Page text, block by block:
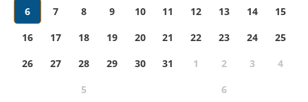
6
7 8 9 10 11 12 13 14
15
16
17 18 19 20 21 22 23 24
25
26
27 28 29 30 31 1 2 3
4
5
6